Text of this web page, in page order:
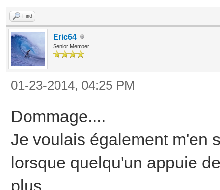
Find
Eric64
Senior Member
01-23-2014, 04:25 PM
Dommage....
Je voulais également m'en
lorsque quelqu'un appuie
plus...